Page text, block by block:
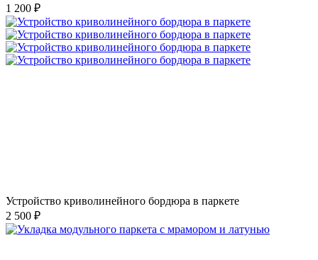
1 200 ₽
Устройство криволинейного бордюра в паркете
2 500 ₽